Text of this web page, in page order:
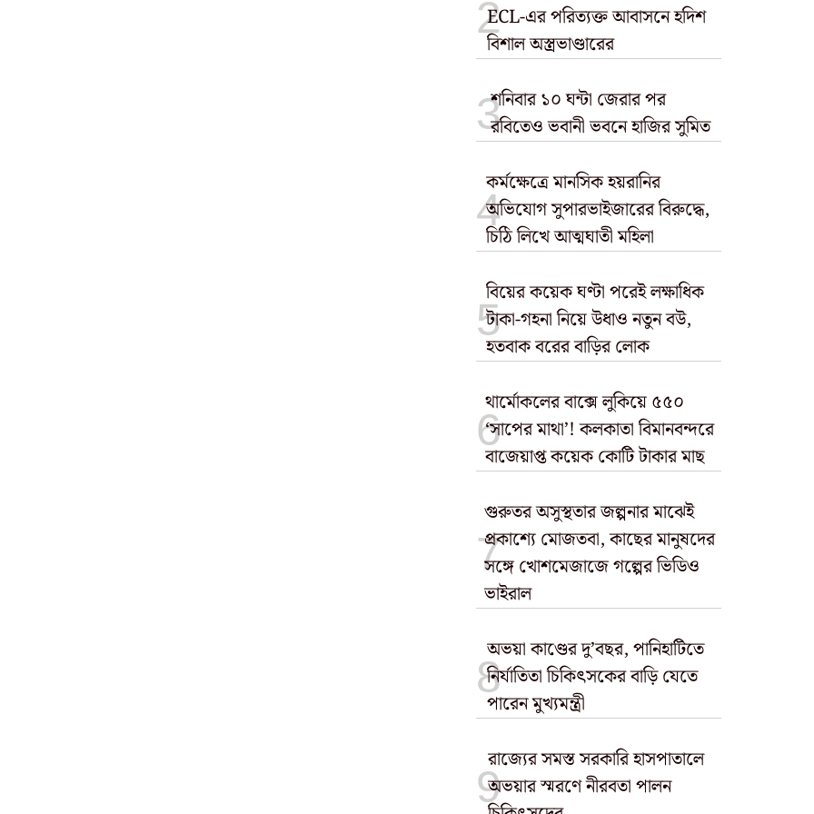
ECL-এর পরিত্যক্ত আবাসনে হদিশ
বিশাল অস্ত্রভাণ্ডারের
শনিবার ১০ ঘন্টা জেরার পর
রবিতেও ভবানী ভবনে হাজির সুমিত
কর্মক্ষেত্রে মানসিক হয়রানির
অভিযোগ সুপারভাইজারের বিরুদ্ধে,
চিঠি লিখে আত্মঘাতী মহিলা
বিয়ের কয়েক ঘণ্টা পরেই লক্ষাধিক
টাকা-গহনা নিয়ে উধাও নতুন বউ,
হতবাক বরের বাড়ির লোক
থার্মোকলের বাক্সে লুকিয়ে ৫৫০
‘সাপের মাথা’! কলকাতা বিমানবন্দরে
বাজেয়াপ্ত কয়েক কোটি টাকার মাছ
গুরুতর অসুস্থতার জল্পনার মাঝেই
প্রকাশ্যে মোজতবা, কাছের মানুষদের
সঙ্গে খোশমেজাজে গল্পের ভিডিও
ভাইরাল
অভয়া কাণ্ডের দু’বছর, পানিহাটিতে
নির্যাতিতা চিকিৎসকের বাড়ি যেতে
পারেন মুখ্যমন্ত্রী
রাজ্যের সমস্ত সরকারি হাসপাতালে
অভয়ার স্মরণে নীরবতা পালন